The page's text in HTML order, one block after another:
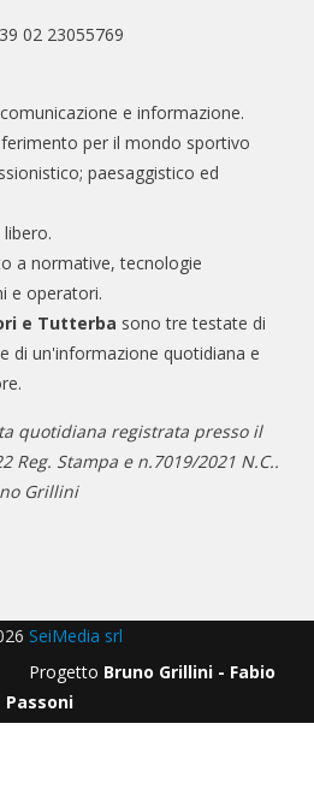
02 23055769
e informazione.
per il mondo sportivo
paesaggistico ed
a normative, tecnologie
e operatori.
e Tutterba sono tre testate di
di un'informazione quotidiana e
quotidiana registrata presso il
Reg. Stampa e n.7019/2021 N.C..
Grillini
SeiMedia srl
Progetto Bruno Grillini - Fabio
Passoni